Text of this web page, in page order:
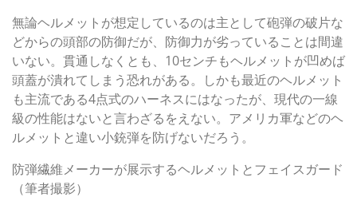
無論ヘルメットが想定しているのは主として砲弾の破片な
どからの頭部の防御だが、防御力が劣っていることは間違
いない。貫通しなくとも、10センチもヘルメットが凹めば
頭蓋が潰れてしまう恐れがある。しかも最近のヘルメット
も主流である4点式のハーネスにはなったが、現代の一線
級の性能はないと言わざるをえない。アメリカ軍などのヘ
ルメットと違い小銃弾を防げないだろう。
防弾繊維メーカーが展示するヘルメットとフェイスガード
（筆者撮影）